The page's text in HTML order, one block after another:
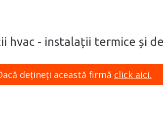
- instalații termice și
dețineți această firmă click aici.